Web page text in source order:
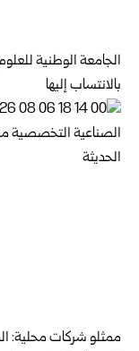
الجامعة الوطنية
بالانتساب إليها
ممثلو شركات محلية: